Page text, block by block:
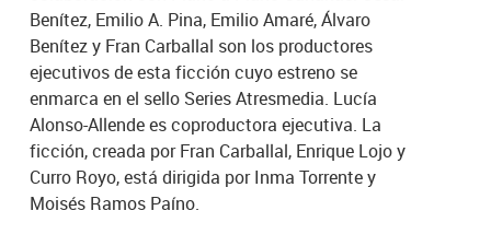
Benítez, Emilio A. Pina, Emilio Amaré, Álvaro
Benítez y Fran Carballal son los productores
ejecutivos de esta ficción cuyo estreno se
enmarca en el sello Series Atresmedia. Lucía
Alonso-Allende es coproductora ejecutiva. La
ficción, creada por Fran Carballal, Enrique Lojo y
Curro Royo, está dirigida por Inma Torrente y
Moisés Ramos Paíno.